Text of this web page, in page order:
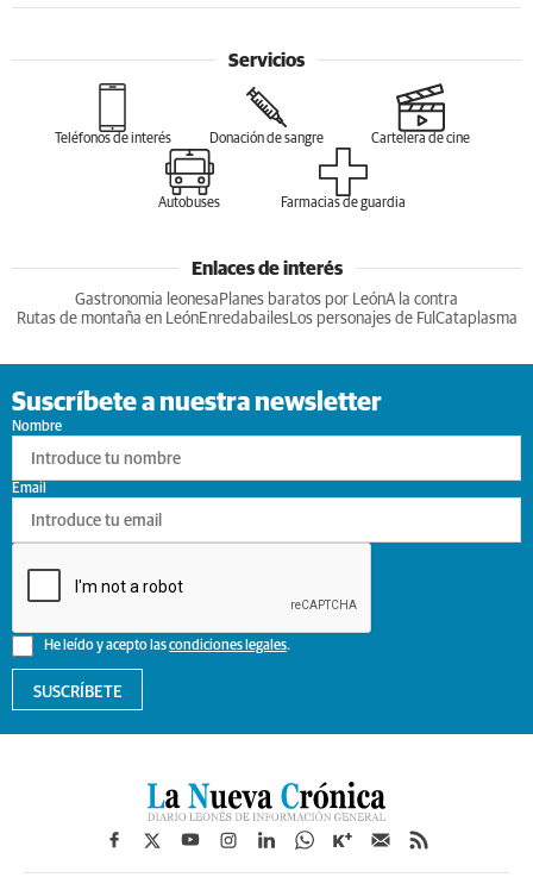
Servicios
Teléfonos de interés Donación de sangre Cartelera de cine
Autobuses Farmacias de guardia
Enlaces de interés
Gastronomia leonesa Planes baratos por LeónA la contra
Rutas de montaña en LeónEnredabailesLos personajes de Ful Cataplasma
Suscríbete a nuestra newsletter
Nombre
He leído y acepto lascondiciones legales.
Email
SUSCRÍBETE